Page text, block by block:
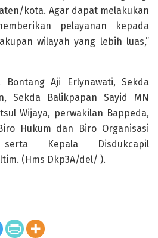
kota. Agar dapat melakukan
pelayanan kepada
wilayah yang lebih luas,”
Bontang Aji Erlynawati, Sekda
Sekda Balikpapan Sayid MN
Wijaya, perwakilan Bappeda,
Hukum dan Biro Organisasi
Kepala Disdukcapil
(Hms Dkp3A/del/ ).